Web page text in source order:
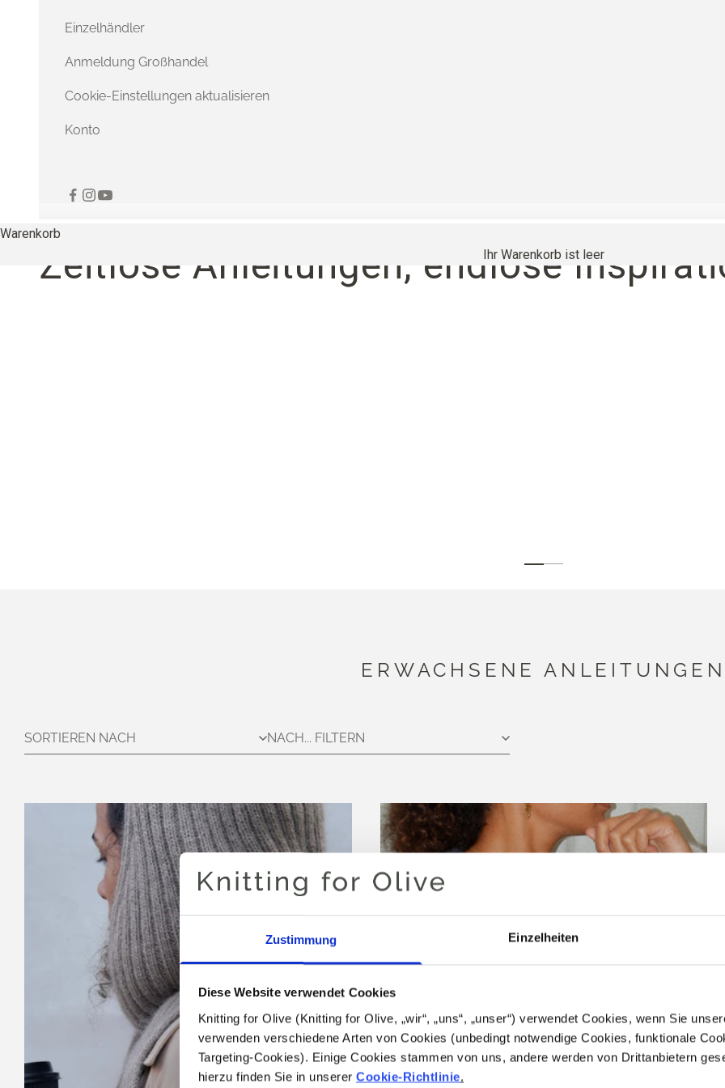
Zustimmung Einzelheiten
Diese Website verwendet Cookies
Knitting for Olive (Knitting for Olive, „wir“, „uns“, „unser“) verwendet Cookies, wenn Sie
verwenden verschiedene Arten von Cookies (unbedingt notwendige Cookies, funktionale
Targeting-Cookies). Einige Cookies stammen von uns, andere werden von Drittanbietern
hierzu finden Sie in unserer Cookie-Richtlinie.
Einzelhändler
Anmeldung Großhandel
Cookie-Einstellungen aktualisieren
Konto
Warenkorb
Ihr Warenkorb ist leer
Zeitlose Anleitungen, endlose
ERWACHSENE
SORTIEREN NACH NACH... FILTERN